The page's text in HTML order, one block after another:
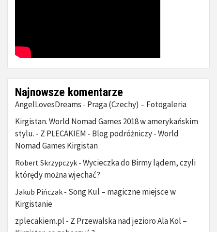
Najnowsze komentarze
AngelLovesDreams - Praga (Czechy) – Fotogaleria
Kirgistan. World Nomad Games 2018 w amerykańskim
stylu. - Z PLECAKIEM - Blog podróżniczy - World
Nomad Games Kirgistan
Robert Skrzypczyk - Wycieczka do Birmy lądem, czyli
którędy można wjechać?
Jakub Pińczak - Song Kul – magiczne miejsce w
Kirgistanie
zplecakiem.pl - Z Przewalska nad jezioro Ala Kol –